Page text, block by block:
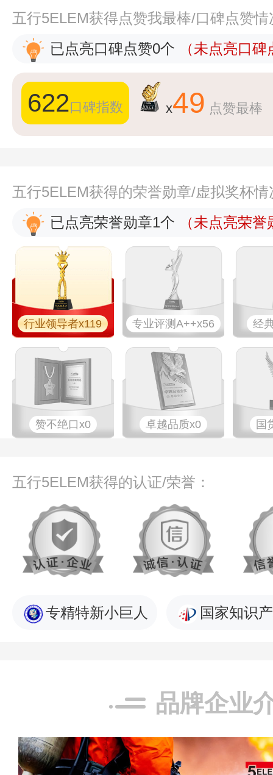
五行5ELEM获得点赞我最棒/口碑点赞情
已点亮口碑点赞0个
（未点亮口
622口碑指数 x49 点赞最棒
五行5ELEM获得的荣誉勋章/虚拟奖杯情
已点亮荣誉勋章1个
（未点亮荣
行业领导者x119 专业​评测A++x56 经
赞不绝口x0 卓越品质x0 国
五行5ELEM获得的认证/荣誉：
专精特新小巨人 国家知识
品牌企业